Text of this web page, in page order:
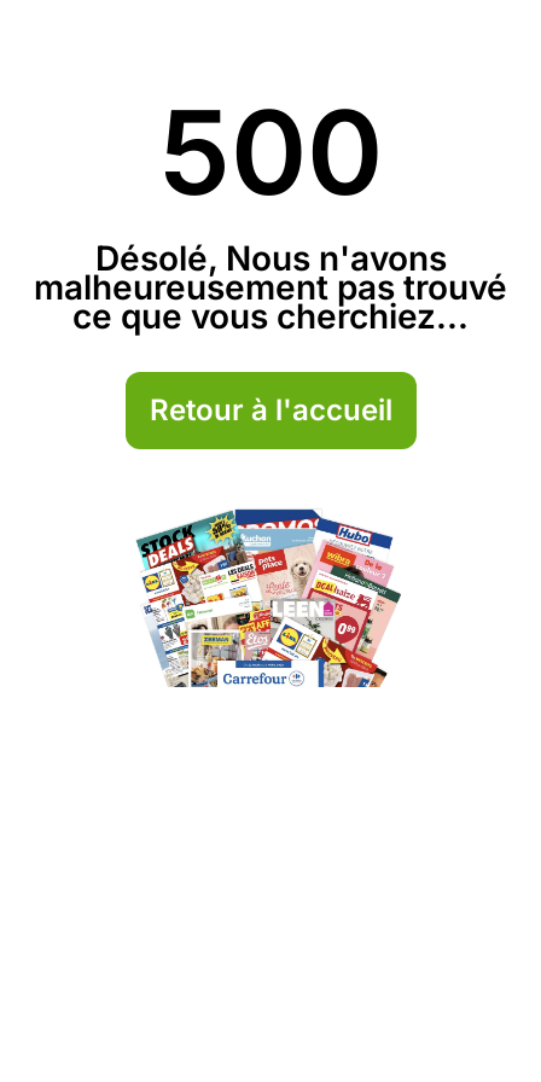
500
Désolé, Nous n'avons
malheureusement pas trouvé
ce que vous cherchiez...
Retour à l'accueil